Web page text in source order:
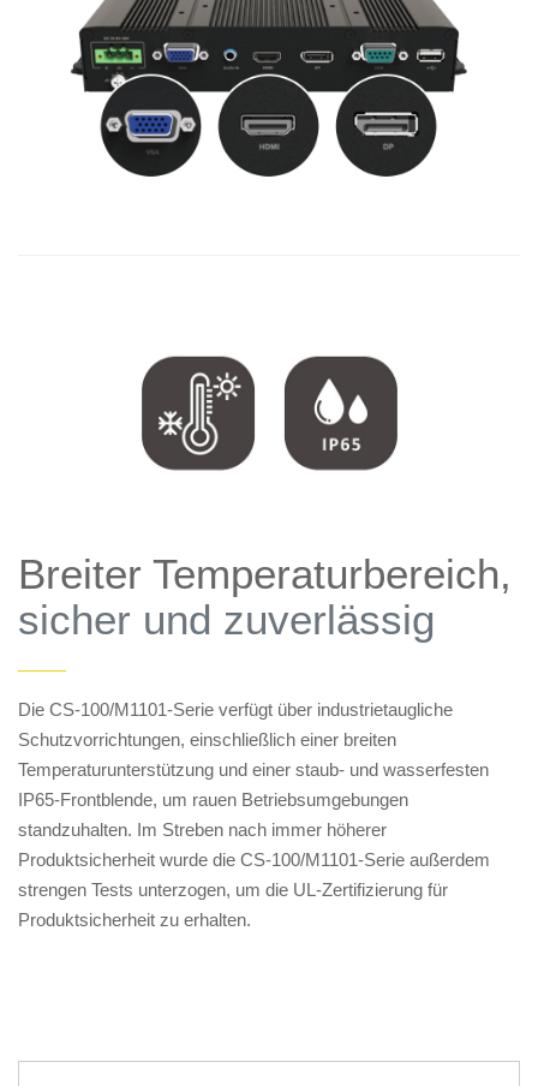
Breiter Temperaturbereich,
sicher und zuverlässig
——
Die CS-100/M1101-Serie verfügt über industrietaugliche
Schutzvorrichtungen, einschließlich einer breiten
Temperaturunterstützung und einer staub- und wasserfesten
IP65-Frontblende, um rauen Betriebsumgebungen
standzuhalten. Im Streben nach immer höherer
Produktsicherheit wurde die CS-100/M1101-Serie außerdem
strengen Tests unterzogen, um die UL-Zertifizierung für
Produktsicherheit zu erhalten.